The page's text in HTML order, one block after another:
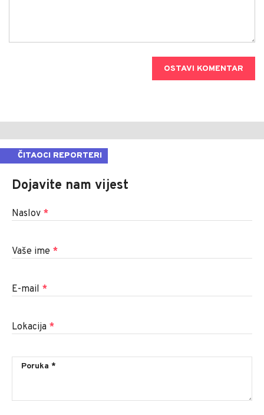
OSTAVI KOMENTAR
ČITAOCI REPORTERI
Dojavite nam vijest
Naslov *
Vaše ime *
E-mail *
Lokacija *